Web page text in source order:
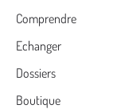
Comprendre
Echanger
Dossiers
Boutique